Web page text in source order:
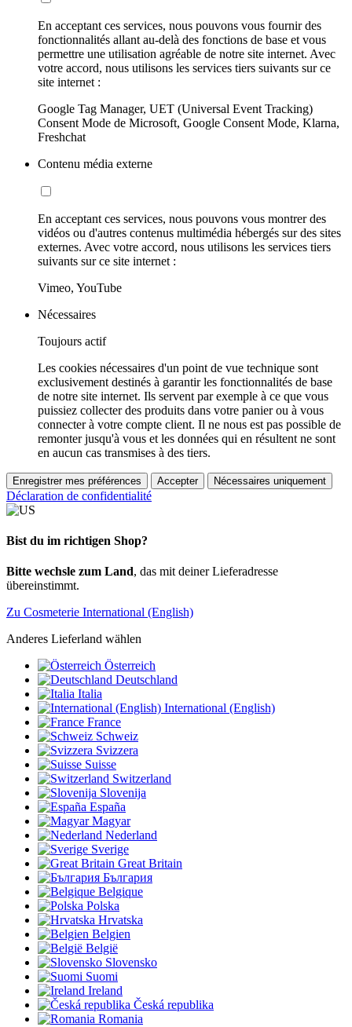
En acceptant ces services, nous pouvons vous fournir des
fonctionnalités allant au-delà des fonctions de base et vous
permettre une utilisation agréable de notre site internet. Avec
votre accord, nous utilisons les services tiers suivants sur ce
site internet :
Google Tag Manager, UET (Universal Event Tracking)
Consent Mode de Microsoft, Google Consent Mode, Klarna,
Freshchat
Contenu média externe
En acceptant ces services, nous pouvons vous montrer des
vidéos ou d'autres contenus multimédia hébergés sur des sites
externes. Avec votre accord, nous utilisons les services tiers
suivants sur ce site internet :
Vimeo, YouTube
Nécessaires
Toujours actif
Les cookies nécessaires d'un point de vue technique sont
exclusivement destinés à garantir les fonctionnalités de base
de notre site internet. Ils servent par exemple à ce que vous
puissiez collecter des produits dans votre panier ou à vous
connecter à votre compte client. Il ne nous est pas possible de
remonter jusqu'à vous et les données qui en résultent ne sont
en aucun cas transmises à des tiers.
Enregistrer mes préférences Accepter Nécessaires uniquement
Déclaration de confidentialité
Bist du im richtigen Shop?
Bitte wechsle zum Land, das mit deiner Lieferadresse
übereinstimmt.
Zu Cosmeterie International (English)
Anderes Lieferland wählen
Österreich
Deutschland
Italia
International (English)
France
Schweiz
Svizzera
Suisse
Switzerland
Slovenija
España
Magyar
Nederland
Sverige
Great Britain
България
Belgique
Polska
Hrvatska
Belgien
België
Slovensko
Suomi
Ireland
Česká republika
Romania